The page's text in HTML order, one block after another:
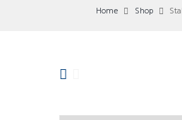
Home
Shop